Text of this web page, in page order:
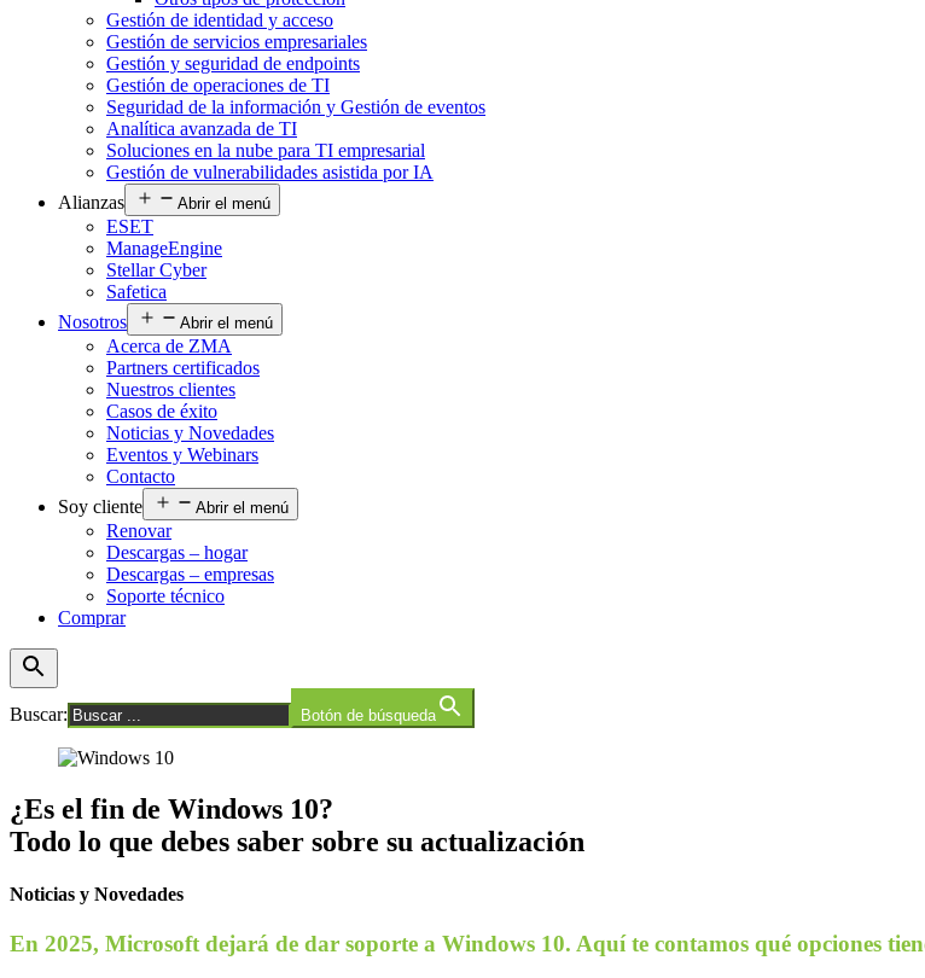
Gestión de identidad y acceso
Gestión de servicios empresariales
Gestión y seguridad de endpoints
Gestión de operaciones de TI
Seguridad de la información y Gestión de eventos
Analítica avanzada de TI
Soluciones en la nube para TI empresarial
Gestión de vulnerabilidades asistida por IA
Alianzas
Abrir el menú
ESET
ManageEngine
Stellar Cyber
Safetica
Nosotros
Abrir el menú
Acerca de ZMA
Partners certificados
Nuestros clientes
Casos de éxito
Noticias y Novedades
Eventos y Webinars
Contacto
Soy cliente
Abrir el menú
Renovar
Descargas – hogar
Descargas – empresas
Soporte técnico
Comprar
Buscar: Botón de búsqueda
¿Es el fin de Windows 10?
Todo lo que debes saber sobre su actualización
Noticias y Novedades
En 2025, Microsoft dejará de dar soporte a Windows 10. Aquí te contamos qué opciones